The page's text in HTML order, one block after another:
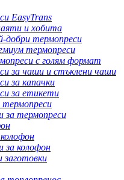
EasyTrans
и хобита
добри термопреси
термопреси
с голям формат
за чаши и стъклени чаши
за капачки
за етикети
за термопреси
за колофон
заготовки